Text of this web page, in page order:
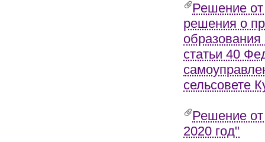
Решение
решения о
статьи 40
сельсовете
Решение
2020 год"